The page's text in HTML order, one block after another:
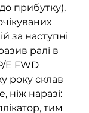
прибутку),
за наступні
ралі в
E FWD
року склав
ніж наразі:
тим